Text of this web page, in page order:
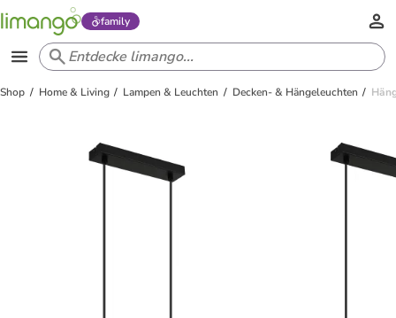
family
Shop Home & Living Lampen & Leuchten Decken- & Hängeleuchten